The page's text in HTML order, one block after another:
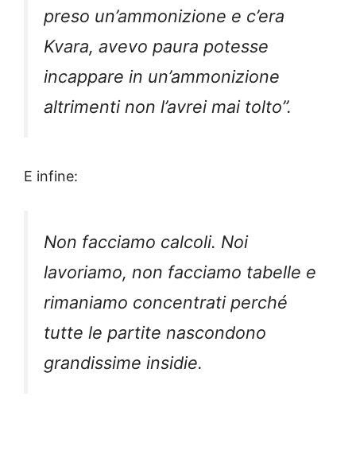
preso un’ammonizione e c’era
Kvara, avevo paura potesse
incappare in un’ammonizione
altrimenti non l’avrei mai tolto”.
E infine:
Non facciamo calcoli. Noi
lavoriamo, non facciamo tabelle e
rimaniamo concentrati perché
tutte le partite nascondono
grandissime insidie.